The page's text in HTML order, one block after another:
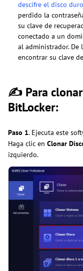
descifre el disco
perdido la
su clave de
conectado a un
al administrador. De
encontrar su clave
✍ Para
BitLocker:
Paso 1. Ejecuta este
Haga clic en Clonar
izquierdo.